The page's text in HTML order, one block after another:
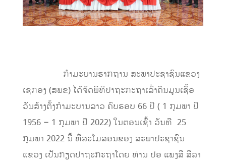
ກໍາ​ມະ​ບານຮາກຖານ ສະພາປະຊາຊົນແຂວງ
ເຊກອງ (ສພຂ) ໄດ້​ຈັດ​ພິທີ​ປາຖະກະຖາ​ເລົ່າຄືນມູນເຊື້ອ
ວັນ​ສ້າງ​ຕັ້​ງກໍາ​ມະ​ບານລາວ ​ຄົບຮອບ 66 ປີ ( 1 ກຸມພາ ປີ
1956 – 1 ກຸມພາ ປີ 2022) ໃນ​ຕອນເຊົ້າ ວັນທີ 25
ກຸມພາ​ 2022 ນີ້ ທີ່​ສະໂມສອນຂອງ​ ສະພາປະຊາຊົນ
ແຂວງ ເປັນກຽດປາຖະກະຖາໂດຍ ​ທ່ານ ປອ ແພງສີ ສີລາ